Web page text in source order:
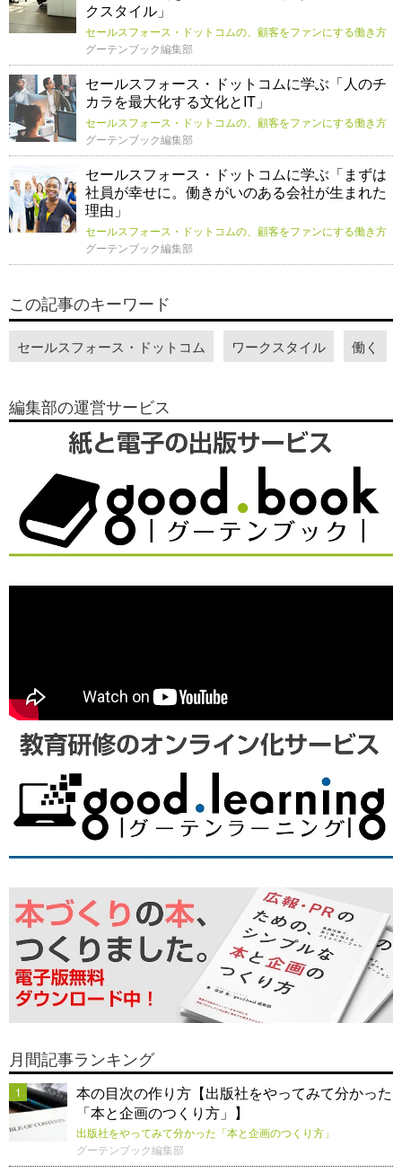
クスタイル」
セールスフォース・ドットコムの、顧客をファンにする働き方
グーテンブック編集部
セールスフォース・ドットコムに学ぶ「人のチ
カラを最大化する文化とIT」
セールスフォース・ドットコムの、顧客をファンにする働き方
グーテンブック編集部
セールスフォース・ドットコムに学ぶ「まずは
社員が幸せに。働きがいのある会社が生まれた
理由」
セールスフォース・ドットコムの、顧客をファンにする働き方
グーテンブック編集部
この記事のキーワード
セールスフォース・ドットコム ワークスタイル 働く
編集部の運営サービス
月間記事ランキング
1
本の目次の作り方【出版社をやってみて分かった
「本と企画のつくり方」】
出版社をやってみて分かった「本と企画のつくり方」
グーテンブック編集部